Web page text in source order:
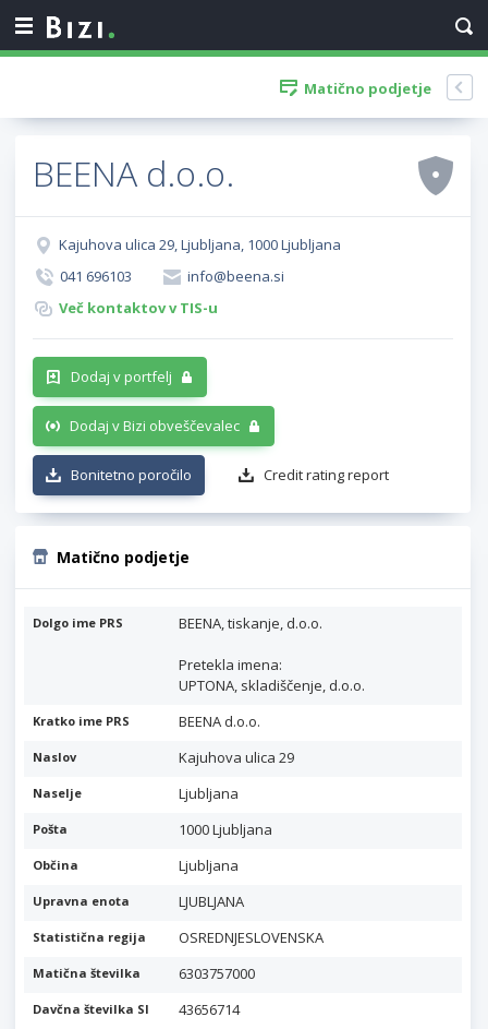
Matično podjetje
BEENA d.o.o.
Kajuhova ulica 29, Ljubljana, 1000 Ljubljana
041 696103
info@beena.si
Več kontaktov v TIS-u
Dodaj v portfelj
Dodaj v Bizi obveščevalec
Bonitetno poročilo Credit rating report
Matično podjetje
Dolgo ime PRS BEENA, tiskanje, d.o.o.
Pretekla imena:
UPTONA, skladiščenje, d.o.o.
Kratko ime PRS BEENA d.o.o.
Naslov Kajuhova ulica 29
Naselje Ljubljana
Pošta 1000 Ljubljana
Občina Ljubljana
Upravna enota LJUBLJANA
Statistična regija OSREDNJESLOVENSKA
Matična številka 6303757000
Davčna številka SI 43656714